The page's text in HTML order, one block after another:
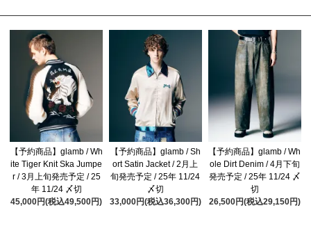
【予約商品】glamb / Wh
ite Tiger Knit Ska Jumpe
r / 3月上旬発売予定 / 25
年 11/24 〆切
45,000円(税込49,500円)
【予約商品】glamb / Sh
ort Satin Jacket / 2月上
旬発売予定 / 25年 11/24
〆切
33,000円(税込36,300円)
【予約商品】glamb / Wh
ole Dirt Denim / 4月下旬
発売予定 / 25年 11/24 〆
切
26,500円(税込29,150円)